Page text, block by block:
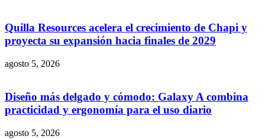
Quilla Resources acelera el crecimiento de Chapi y
proyecta su expansión hacia finales de 2029
agosto 5, 2026
Diseño más delgado y cómodo: Galaxy A combina
practicidad y ergonomía para el uso diario
agosto 5, 2026